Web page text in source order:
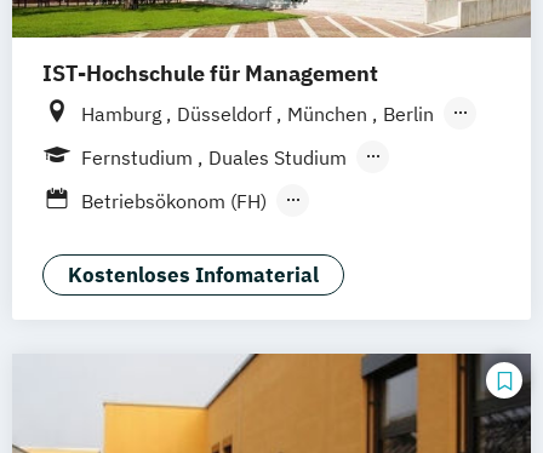
IST-Hochschule für Management
Hamburg Düsseldorf München
Berlin
Weil am Rhein
Frankfurt am Main
Fernstudium
Duales Studium
Fernlehrgang
Betriebsökonom (FH)
Business Administration (dual)
Digitalisierungsmanagement
Hotel- und Tourismusmarketing
Kommunikation & Eventmanagement
Kommunikation & Eventmanagement
Kostenloses Infomaterial